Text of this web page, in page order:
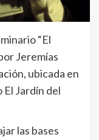
“El
Jeremías
ubicada en
Jardín del
las bases